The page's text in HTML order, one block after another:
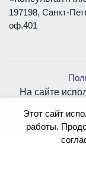
197198, Санкт-
оф.401
На сайте
Этот сайт
работы.